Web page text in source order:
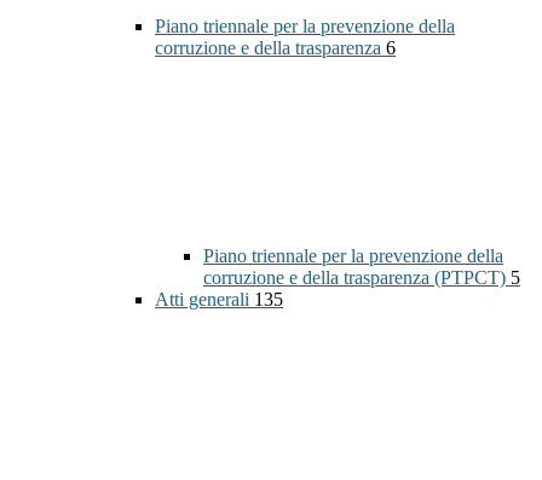
Piano triennale per la prevenzione della
corruzione e della trasparenza 6
Piano triennale per la prevenzione della
corruzione e della trasparenza (PTPCT) 5
Atti generali 135